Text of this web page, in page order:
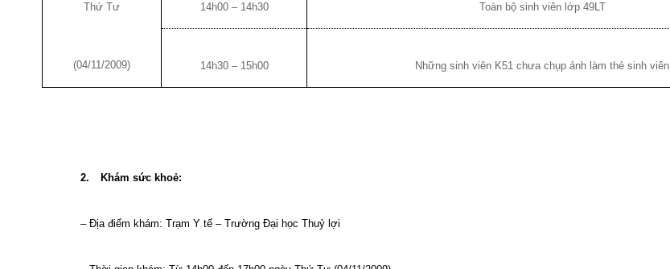
Thứ Tư
(04/11/2009)
14h00 – 14h30 Toàn bộ sinh viên lớp 49LT
14h30 – 15h00 Những sinh viên K51 chưa chụp ảnh làm thẻ sinh viên
2. Khám sức khoẻ:
– Địa điểm khám: Trạm Y tế – Trường Đại học Thuỷ lợi